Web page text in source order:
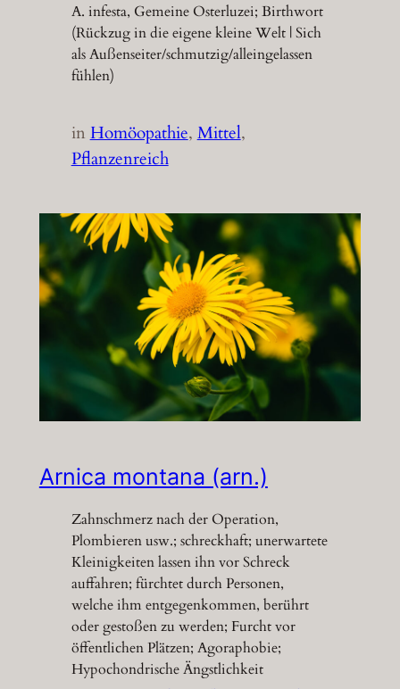
A. infesta, Gemeine Osterluzei; Birthwort
(Rückzug in die eigene kleine Welt | Sich
als Außenseiter/schmutzig/alleingelassen
fühlen)
inHomöopathie, Mittel
Pflanzenreich
Arnica montana (arn.)
Zahnschmerz nach der Operation,
Plombieren usw.; schreckhaft; unerwartete
Kleinigkeiten lassen ihn vor Schreck
auffahren; fürchtet durch Personen,
welche ihm entgegenkommen, berührt
oder gestoßen zu werden; Furcht vor
öffentlichen Plätzen; Agoraphobie;
Hypochondrische Ängstlichkeit